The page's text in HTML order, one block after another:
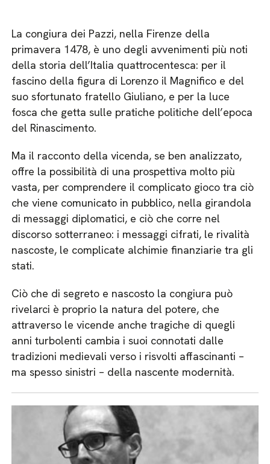
La congiura dei Pazzi, nella Firenze della
primavera 1478, è uno degli avvenimenti più noti
della storia dell’Italia quattrocentesca: per il
fascino della figura di Lorenzo il Magnifico e del
suo sfortunato fratello Giuliano, e per la luce
fosca che getta sulle pratiche politiche dell’epoca
del Rinascimento.
Ma il racconto della vicenda, se ben analizzato,
offre la possibilità di una prospettiva molto più
vasta, per comprendere il complicato gioco tra ciò
che viene comunicato in pubblico, nella girandola
di messaggi diplomatici, e ciò che corre nel
discorso sotterraneo: i messaggi cifrati, le rivalità
nascoste, le complicate alchimie finanziarie tra gli
stati.
Ciò che di segreto e nascosto la congiura può
rivelarci è proprio la natura del potere, che
attraverso le vicende anche tragiche di quegli
anni turbolenti cambia i suoi connotati dalle
tradizioni medievali verso i risvolti affascinanti –
ma spesso sinistri – della nascente modernità.